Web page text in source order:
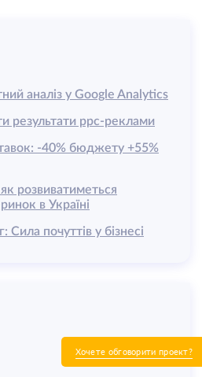
Хочете обговорити проект?
аналіз у Google Analytics
результати ррс-реклами
-40% бюджету +55%
розвиватиметься
в Україні
Сила почуттів у бізнесі